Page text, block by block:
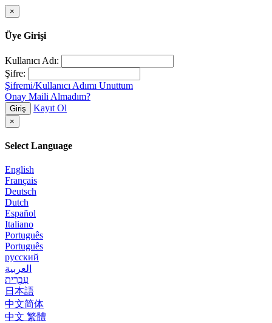
×
Üye Girişi
Kullanıcı Adı:
Şifre:
Şifremi/Kullanıcı Adımı Unuttum
Onay Maili Almadım?
Giriş Kayıt Ol
×
Select Language
English
Français
Deutsch
Dutch
Español
Italiano
Português
Português
русский
العربية
עִבְרִית
日本語
中文简体
中文 繁體